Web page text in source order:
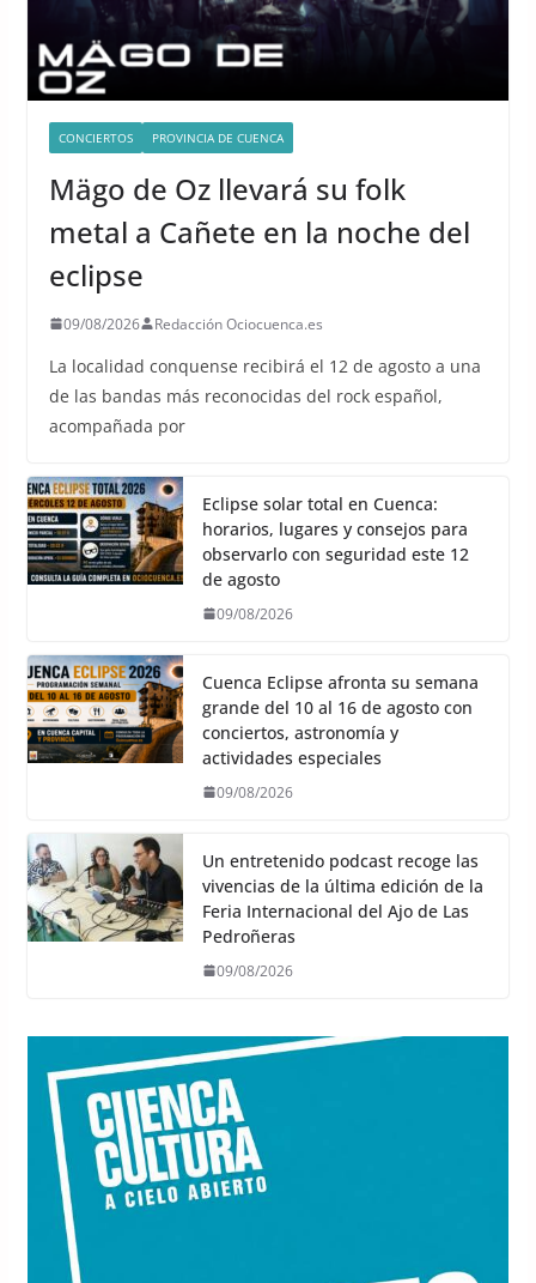
CONCIERTOS PROVINCIA DE CUENCA
Mägo de Oz llevará su folk
metal a Cañete en la noche del
eclipse
09/08/2026 Redacción Ociocuenca.es
La localidad conquense recibirá el 12 de agosto a una
de las bandas más reconocidas del rock español,
acompañada por
Eclipse solar total en Cuenca:
horarios, lugares y consejos para
observarlo con seguridad este 12
de agosto
09/08/2026
Cuenca Eclipse afronta su semana
grande del 10 al 16 de agosto con
conciertos, astronomía y
actividades especiales
09/08/2026
Un entretenido podcast recoge las
vivencias de la última edición de la
Feria Internacional del Ajo de Las
Pedroñeras
09/08/2026